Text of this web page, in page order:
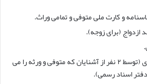
و کارت ملی متوفی و تمامی وراث.
ازدواج (برای زوجه).
استشهادیه محضری (توسط ۲ نفر از آشنایان که متوفی و ورثه را می
اسناد رسمی).